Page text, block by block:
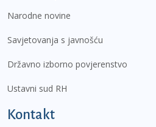
Narodne novine
Savjetovanja s javnošću
Državno izborno povjerenstvo
Ustavni sud RH
Kontakt